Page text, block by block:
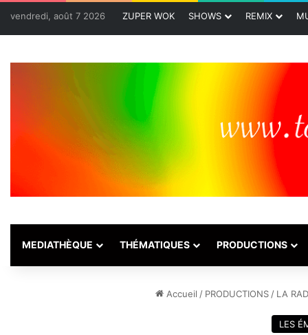
vendredi, août 7 2026 ZUPER WOK SHOWS REMIX
MEDIATHÈQUE THÉMATIQUES PRODUCTIONS
Accueil / PRODUCTIONS/ LA
LES